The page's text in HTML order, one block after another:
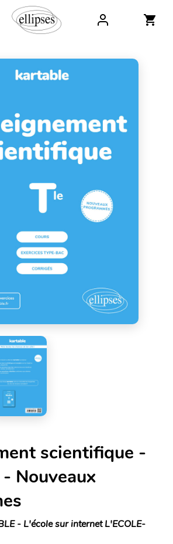
scientifique -
Nouveaux
- L'école sur internet L'ECOLE-